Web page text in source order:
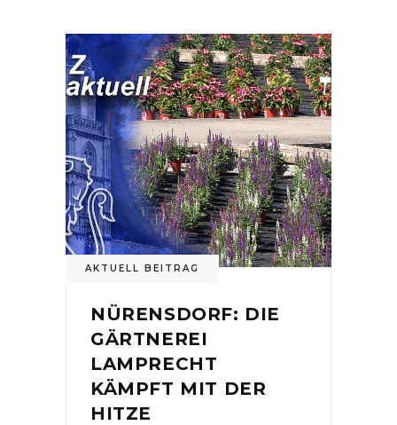
AKTUELL BEITRAG
NÜRENSDORF: DIE
GÄRTNEREI
LAMPRECHT
KÄMPFT MIT DER
HITZE